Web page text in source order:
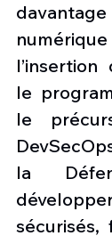
le
le
la
sécurisés,